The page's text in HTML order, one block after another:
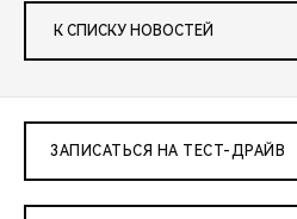
К СПИСКУ НОВОСТЕЙ
ЗАПИСАТЬСЯ НА ТЕСТ-ДРАЙВ